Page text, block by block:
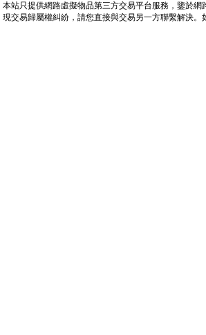
本站只提供網路虛擬物品第三方交易平台服務，鑒於
現交易歸屬權糾紛，請您直接與交易另一方聯繫解決